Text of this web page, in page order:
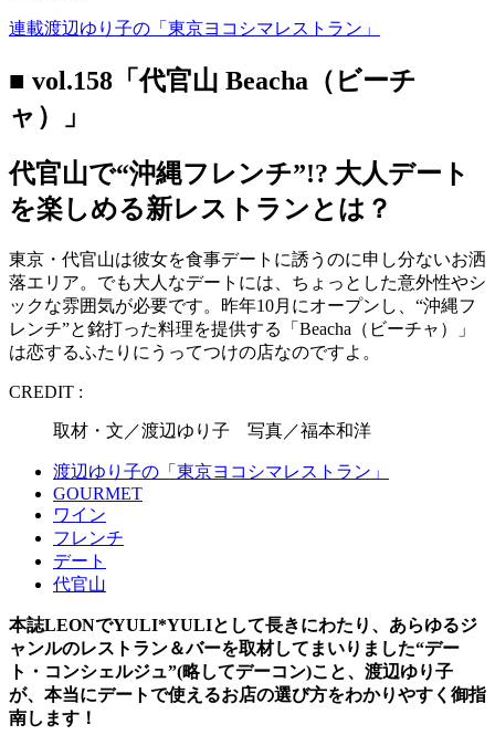
連載渡辺ゆり子の「東京ヨコシマレストラン」
■ vol.158「代官山 Beacha（ビーチ
ャ）」
代官山で“沖縄フレンチ”!? 大人デート
を楽しめる新レストランとは？
東京・代官山は彼女を食事デートに誘うのに申し分ないお洒
落エリア。でも大人なデートには、ちょっとした意外性やシ
ックな雰囲気が必要です。昨年10月にオープンし、“沖縄フ
レンチ”と銘打った料理を提供する「Beacha（ビーチャ）」
は恋するふたりにうってつけの店なのですよ。
CREDIT :
取材・文／渡辺ゆり子 写真／福本和洋
渡辺ゆり子の「東京ヨコシマレストラン」
GOURMET
ワイン
フレンチ
デート
代官山
本誌LEONでYULI*YULIとして長きにわたり、あらゆるジ
ャンルのレストラン＆バーを取材してまいりました“デー
ト・コンシェルジュ”(略してデーコン)こと、渡辺ゆり子
が、本当にデートで使えるお店の選び方をわかりやすく御指
南します！